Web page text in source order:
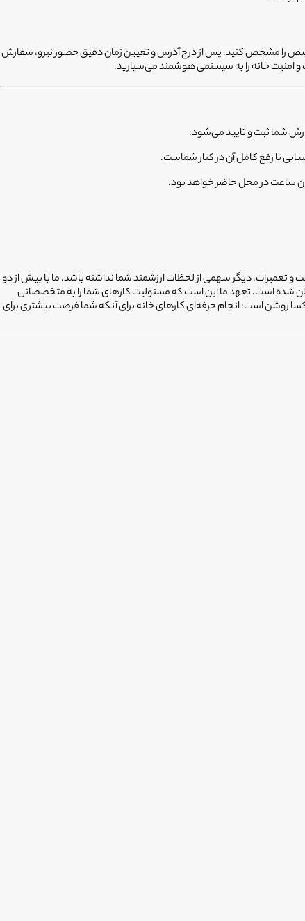
را مشخص کنید. پس از درج آدرس و تعیین زمان دقیق حضور نیرو، سفارش
خانه را به سیستمی هوشمند می‌سپارید.
شما ثبت و تایید می‌شود.
تا رفع کامل آن در کنار شماست.
ساعت در محل حاضر خواهد بود.
و تعمیرات، دیگر سهمی از لحظات ارزشمند شما نداشته باشد. ما با بیش از دو
شده است. تعهد ما این است که مسئولیت کارهای شما را به متخصصانی
روشن است: انجام حرفه‌ای کارهای خانه برای آنکه شما فرصت بیشتری برای